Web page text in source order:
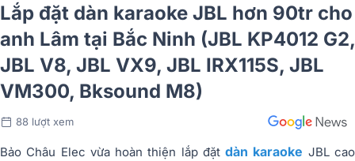
Lắp đặt dàn karaoke JBL hơn 90tr cho
anh Lâm tại Bắc Ninh (JBL KP4012 G2,
JBL V8, JBL VX9, JBL IRX115S, JBL
VM300, Bksound M8)
88 lượt xem
Bảo Châu Elec vừa hoàn thiện lắp đặtdàn karaoke JBL cao